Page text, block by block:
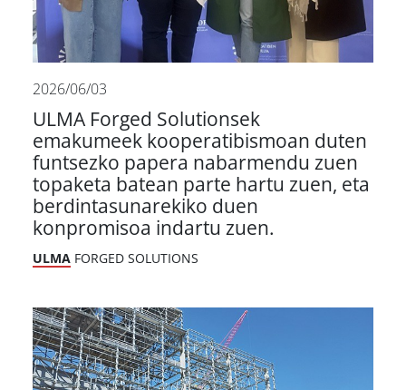
2026/06/03
ULMA Forged Solutionsek
emakumeek kooperatibismoan duten
funtsezko papera nabarmendu zuen
topaketa batean parte hartu zuen, eta
berdintasunarekiko duen
konpromisoa indartu zuen.
ULMA FORGED SOLUTIONS